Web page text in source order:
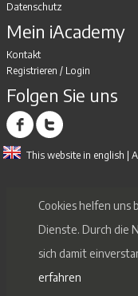
Datenschutz
Mein iAcademy
Kontakt
Registrieren / Login
Folgen Sie uns
This website in english |
Cookies helfen uns
Dienste. Durch die
sich damit
erfahren